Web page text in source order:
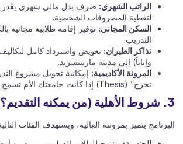
الراتب الشهري: صرف بدل مالي شهري يقدر
لتغطية المصروفات الشخصية.
السكن المجاني: توفير إقامة طلابية مجانية
التدريب.
تذاكر الطيران: تعويض واسترداد كامل
وإياباً) إلى مدينة مارتينسريد.
المرونة الأكاديمية: إمكانية تحويل مشروع
تخرج” (Thesis) إذا كانت جامعتك الأم تسمح بذلك.
3. شروط الأهلية (من يمكنه التقديم؟)
البرنامج يتميز بمرونته العالية، ويستهدف الفئات